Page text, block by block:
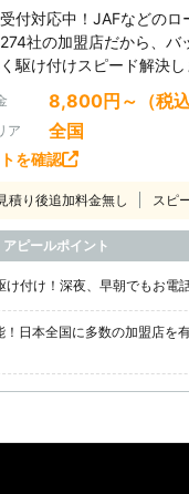
付対応中！JAFなどの
社の加盟店だから、バ
駆け付けスピード解決し
8,800円～（税込
ア 全国
を確認
積り後追加料金無し スピ
アピールポイント
付け！深夜、早朝でもお電話
日本全国に多数の加盟店を